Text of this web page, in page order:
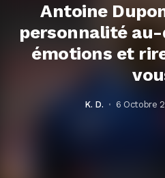
Antoine
personnalité au-
émotions et
K. D. 6 Octobre